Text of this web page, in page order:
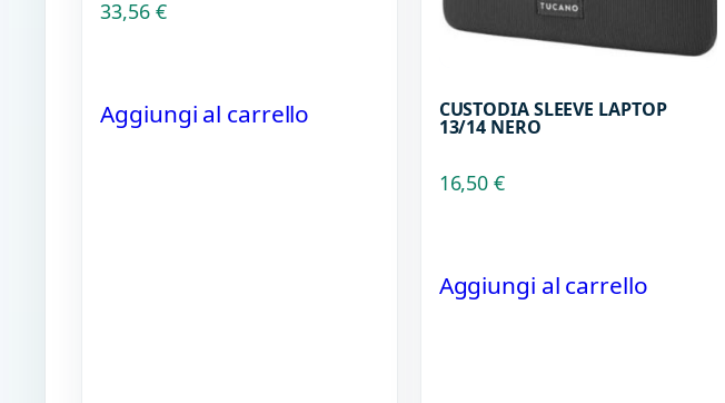
33,56 €
Aggiungi al carrello CUSTODIA SLEEVE LAPTOP
13/14 NERO
16,50€
Aggiungi al carrello